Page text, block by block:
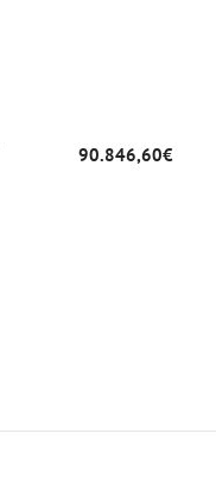
90.846,60€